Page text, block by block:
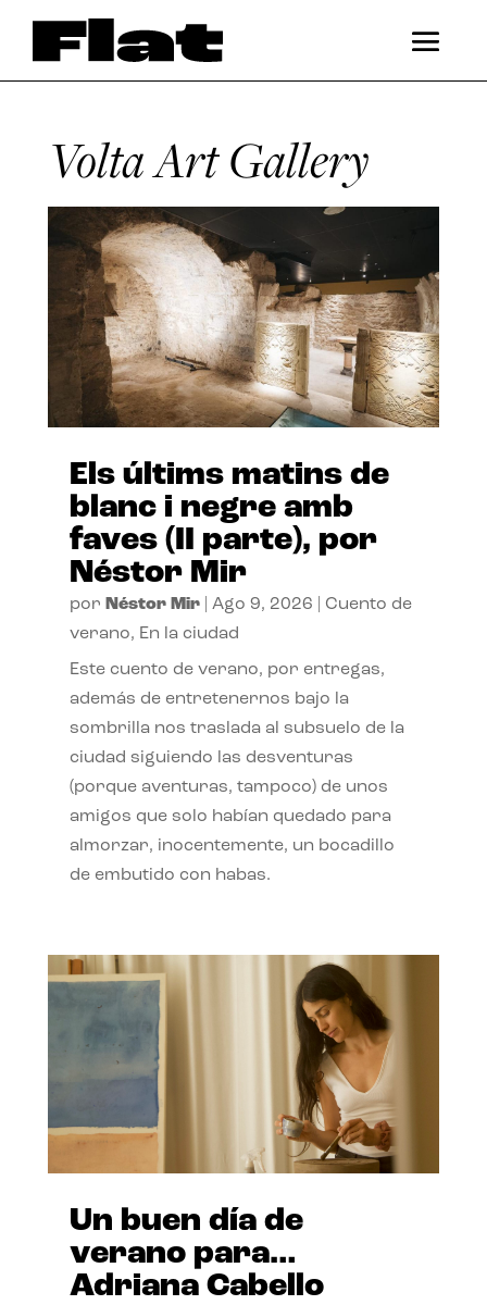
Volta Art Gallery
Els últims matins de
blanc i negre amb
faves (II parte), por
Néstor Mir
por Néstor Mir| Ago 9, 2026
Cuento de
verano, En la ciudad
Este cuento de verano, por entregas,
además de entretenernos bajo la
sombrilla nos traslada al subsuelo de la
ciudad siguiendo las desventuras
(porque aventuras, tampoco) de unos
amigos que solo habían quedado para
almorzar, inocentemente, un bocadillo
de embutido con habas.
Un buen día de
verano para…
Adriana Cabello